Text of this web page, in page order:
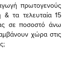
πρωτογενούς
τα τελευταία 15
σε ποσοστό άνω
χώρα στις